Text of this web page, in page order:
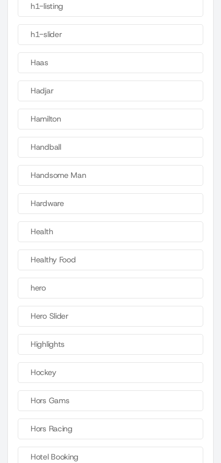
h1-listing
h1-slider
Haas
Hadjar
Hamilton
Handball
Handsome Man
Hardware
Health
Healthy Food
hero
Hero Slider
Highlights
Hockey
Hors Gams
Hors Racing
Hotel Booking